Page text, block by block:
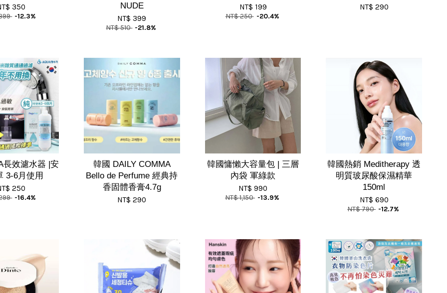
350
-12.3%
NUDE
NT$ 399
NT$ 510 -21.8%
NT$ 199
NT$ 250 -20.4%
NT$ 290
長效濾水器 |安
3-6月使用
250
-16.4%
韓國 DAILY COMMA
Bello de Perfume 經典持
香固體香膏4.7g
NT$ 290
韓國慵懶大容量包 | 三層
內袋 軍綠款
NT$ 990
NT$ 1,150 -13.9%
韓國熱銷 Meditherapy 透
明質玻尿酸保濕精華
150ml
NT$ 690
NT$ 790 -12.7%